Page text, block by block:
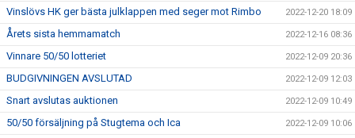
Vinslövs HK ger bästa julklappen med seger mot Rimbo 2022-12-20 18:09
Årets sista hemmamatch 2022-12-16 08:36
Vinnare 50/50 lotteriet 2022-12-09 20:36
BUDGIVNINGEN AVSLUTAD 2022-12-09 12:03
Snart avslutas auktionen 2022-12-09 10:49
50/50 försäljning på Stugtema och Ica 2022-12-09 10:06